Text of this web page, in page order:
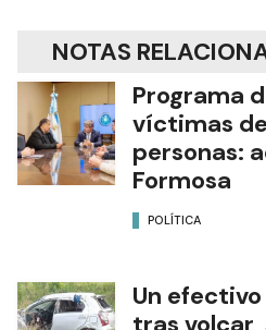
NOTAS
Programa
víctimas
personas:
Formosa
POLÍTICA
Un